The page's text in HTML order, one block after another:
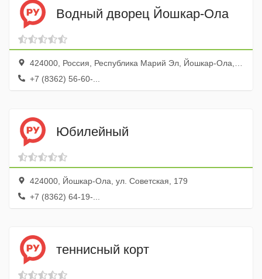
Водный дворец Йошкар-Ола
424000, Россия, Республика Марий Эл, Йошкар-Ола, улица Карла Маркса, 103
+7 (8362) 56-60-...
Юбилейный
424000, Йошкар-Ола, ул. Советская, 179
+7 (8362) 64-19-...
теннисный корт